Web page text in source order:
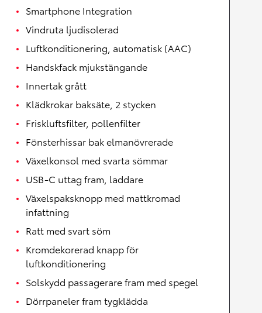
Smartphone Integration
Vindruta ljudisolerad
Luftkonditionering, automatisk (AAC)
Handskfack mjukstängande
Innertak grått
Klädkrokar baksäte, 2 stycken
Friskluftsfilter, pollenfilter
Fönsterhissar bak elmanövrerade
Växelkonsol med svarta sömmar
USB-C uttag fram, laddare
Växelspaksknopp med mattkromad
infattning
Ratt med svart söm
Kromdekorerad knapp för
luftkonditionering
Solskydd passagerare fram med spegel
Dörrpaneler fram tygklädda